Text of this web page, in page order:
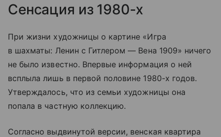
Сенсация из 1980-х
При жизни художницы о картине «Игра
в шахматы: Ленин с Гитлером — Вена 1909» ничего
не было известно. Впервые информация о ней
всплыла лишь в первой половине 1980-х годов.
Утверждалось, что из семьи художницы она
попала в частную коллекцию.
Согласно выдвинутой версии, венская квартира